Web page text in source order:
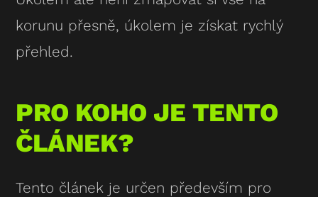
korunu přesně, úkolem je získat rychlý
přehled.
PRO KOHO JE TENTO
ČLÁNEK?
Tento článek je určen především pro